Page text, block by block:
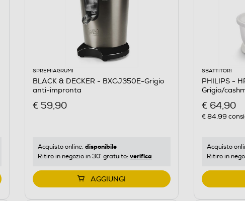
SPREMIAGRUMI
BLACK & DECKER - BXCJ350E-Grigio
anti-impronta
€ 59,90
Acquisto online: disponibile
Ritiro in negozio in 30' gratuito: verifica
AGGIUNGI
SBATTITORI
PHILIPS -
Grigio/
€ 64,90
€ 84,99
Acquisto
Ritiro in